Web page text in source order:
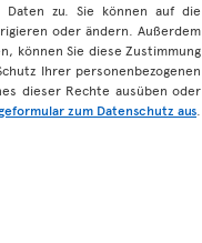
Daten zu. Sie können auf die
oder ändern. Außerdem
können Sie diese Zustimmung
Ihrer personenbezogenen
dieser Rechte ausüben oder
zum Datenschutz aus